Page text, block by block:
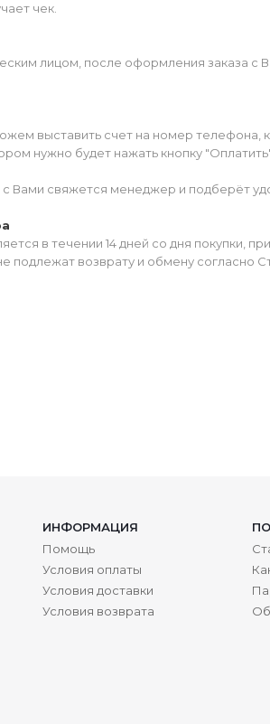
чек.
лицом, после оформления заказа с
выставить счет на номер телефона,
нужно будет нажать кнопку
Вами свяжется менеджер и подберёт
в течении 14 дней со дня покупки,
подлежат возврату и обмену согласно
ИНФОРМАЦИЯ
Помощь
Условия оплаты
Условия доставки
Условия возврата